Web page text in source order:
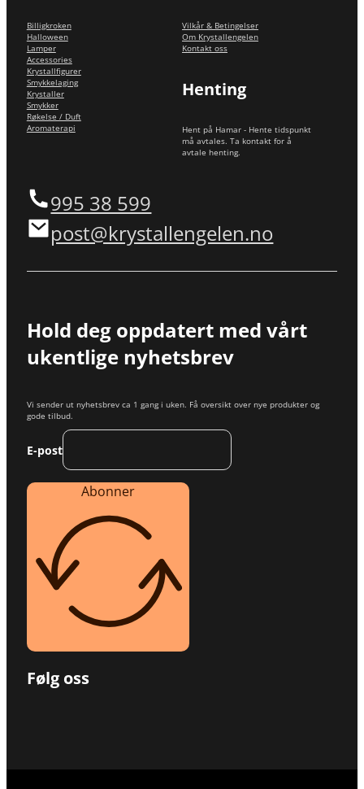
Billigkroken
Halloween
Lamper
Accessories
Krystallfigurer
Smykkelaging
Krystaller
Smykker
Røkelse / Duft
Aromaterapi
Vilkår & Betingelser
Om Krystallengelen
Kontakt oss
Henting
Hent på Hamar - Hente tidspunkt
må avtales. Ta kontakt for å
avtale henting.
995 38 599
post@krystallengelen.no
Hold deg oppdatert med vårt
ukentlige nyhetsbrev
Vi sender ut nyhetsbrev ca 1 gang i uken. Få oversikt over nye produkter og
gode tilbud.
E-post
Abonner
Følg oss